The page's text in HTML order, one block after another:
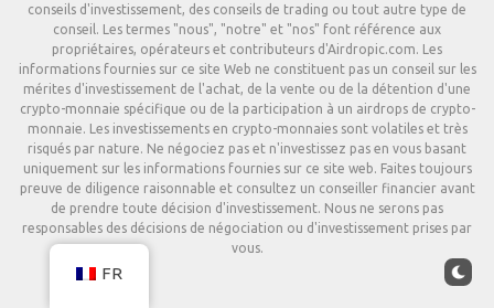
conseils d'investissement, des conseils de trading ou tout autre type de
conseil. Les termes "nous", "notre" et "nos" font référence aux
propriétaires, opérateurs et contributeurs d'Airdropic.com. Les
informations fournies sur ce site Web ne constituent pas un conseil sur les
mérites d'investissement de l'achat, de la vente ou de la détention d'une
crypto-monnaie spécifique ou de la participation à un airdrops de crypto-
monnaie. Les investissements en crypto-monnaies sont volatiles et très
risqués par nature. Ne négociez pas et n'investissez pas en vous basant
uniquement sur les informations fournies sur ce site web. Faites toujours
preuve de diligence raisonnable et consultez un conseiller financier avant
de prendre toute décision d'investissement. Nous ne serons pas
responsables des décisions de négociation ou d'investissement prises par
vous.
FR